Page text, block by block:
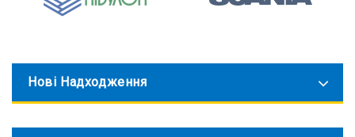
Нові Надходження